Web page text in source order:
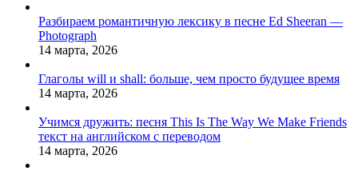
Разбираем романтичную лексику в песне Ed Sheeran —
Photograph
14 марта, 2026
Глаголы will и shall: больше, чем просто будущее время
14 марта, 2026
Учимся дружить: песня This Is The Way We Make Friends
текст на английском с переводом
14 марта, 2026